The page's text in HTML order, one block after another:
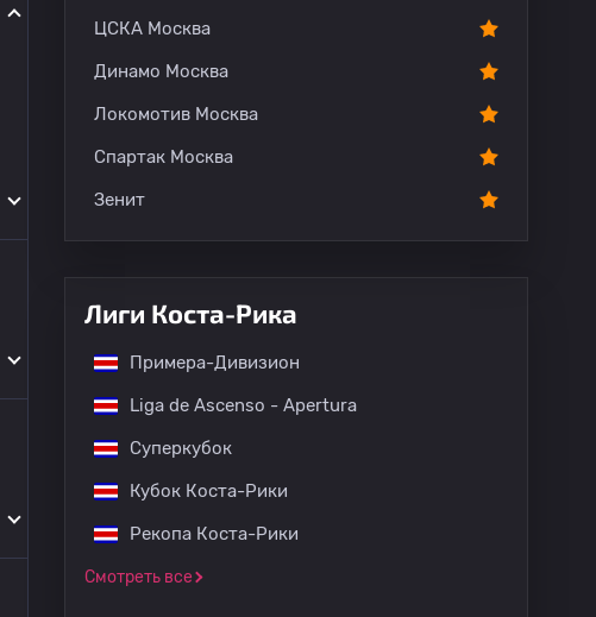
ЦСКА Москва
Динамо Москва
Локомотив Москва
Спартак Москва
Зенит
Лиги Коста-Рика
Примера-Дивизион
Liga de Ascenso - Apertura
Суперкубок
Кубок Коста-Рики
Рекопа Коста-Рики
Смотреть все